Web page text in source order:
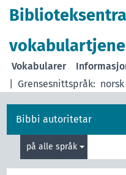
Grensesnittspråk:
Vokabularer
Bibbi autoritetar
på alle språk